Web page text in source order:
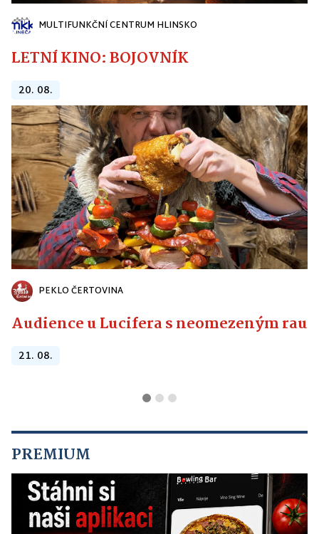
MULTIFUNKČNÍ CENTRUM HLINSKO
LETNÍ KINO: BOJOVNÍK
20. 08.
PEKLO ČERTOVINA
Audience u Lucifera s neomezeným
21. 08.
PREMIUM